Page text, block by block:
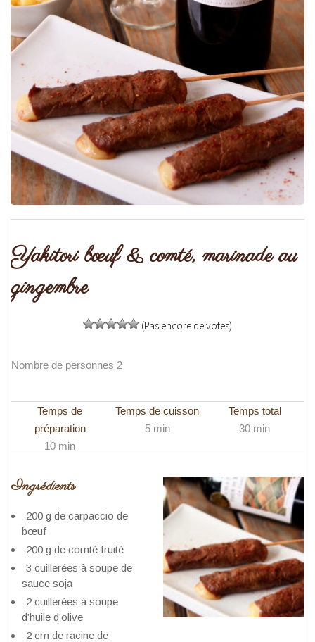
Yakitori bœuf & comté, marinade au
gingembre
(Pas encore de votes)
Nombre de personnes 2
Temps de
préparation
10 min
Temps de cuisson
5 min
Temps total
30 min
Ingrédients
200 g de carpaccio de
bœuf
200 g de comté fruité
3 cuillerées à soupe de
sauce soja
2 cuillerées à soupe
d’huile d’olive
2 cm de racine de